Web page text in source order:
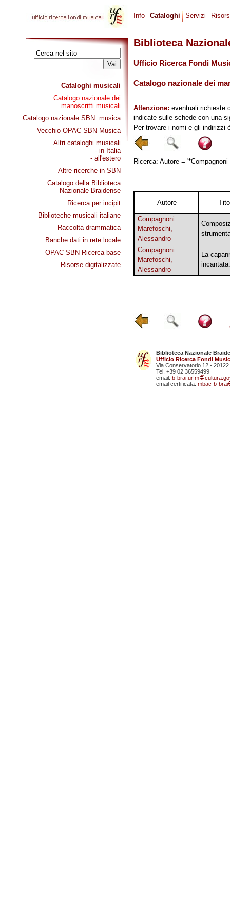
Cataloghi musicali
Catalogo nazionale dei
manoscritti musicali
Catalogo nazionale SBN: musica
Vecchio OPAC SBN Musica
Altri cataloghi musicali
- in Italia
- all'estero
Altre ricerche in SBN
Catalogo della Biblioteca
Nazionale Braidense
Ricerca per incipit
Biblioteche musicali italiane
Raccolta drammatica
Banche dati in rete locale
OPAC SBN Ricerca base
Risorse digitalizzate
Info Cataloghi Servizi
Biblioteca
Ufficio Ricerca Fondi
Catalogo nazionale dei
Attenzione: eventuali richieste
indicate sulle schede con una
Per trovare i nomi e gli indirizzi
Ricerca: Autore =
Autore
Compagnoni
Marefoschi,
Alessandro
Compagnoni
Marefoschi,
Alessandro
La
Biblioteca Nazionale
Ufficio Ricerca Fondi
Via Conservatorio 12 - 20122
Tel. +39 02 36559499
email: b-brai.urfm
email certificata: mbac-b-brai